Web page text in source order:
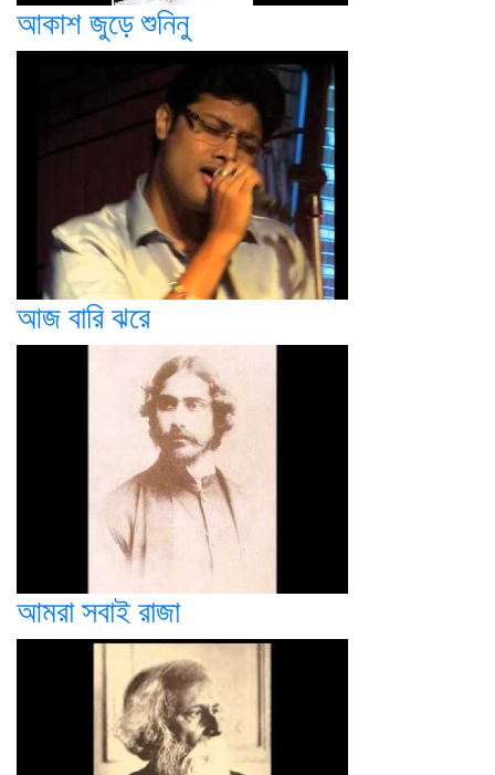
আকাশ জুড়ে শুনিনু
আজ বারি ঝরে
আমরা সবাই রাজা